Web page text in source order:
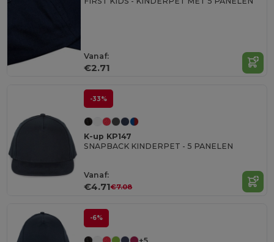
Vanaf:
€2.71
-33%
K-up KP147
SNAPBACK KINDERPET - 5 PANELEN
Vanaf:
€4.71€7.08
-6%